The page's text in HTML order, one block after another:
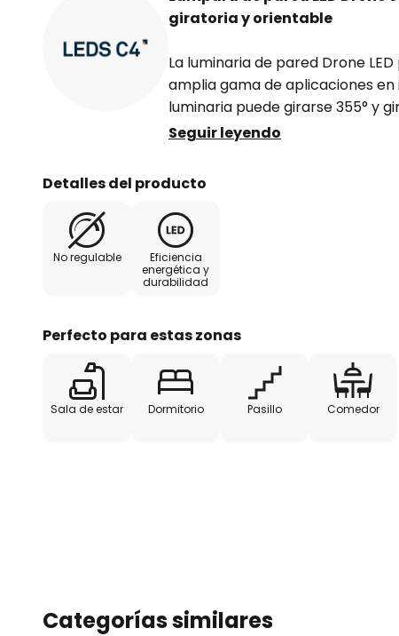
giratoria y orientable
La luminaria de pared Drone
amplia gama de aplicaciones
luminaria puede girarse 355° y
la luz exactamente donde se
soporte de la pared tienen un
radiante un toque
montaje no están visiblemente
- instalación simple
- Diseño de Álex & Manel Lluscá
Seguir leyendo
Detalles del producto
No regulable
Eficiencia
energética y
durabilidad
Perfecto para estas zonas
Sala de estar Dormitorio Pasillo Comedor
Categorías similares